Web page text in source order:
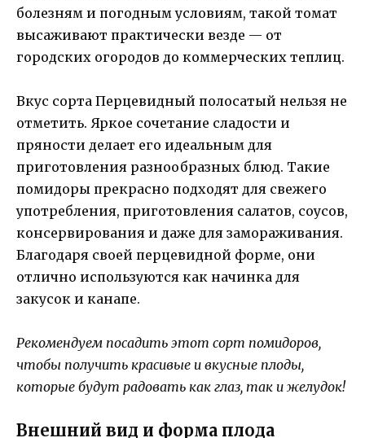
болезням и погодным условиям, такой томат
высаживают практически везде — от
городских огородов до коммерческих теплиц.
Вкус сорта Перцевидный полосатый нельзя не
отметить. Яркое сочетание сладости и
пряности делает его идеальным для
приготовления разнообразных блюд. Такие
помидоры прекрасно подходят для свежего
употребления, приготовления салатов, соусов,
консервирования и даже для замораживания.
Благодаря своей перцевидной форме, они
отлично используются как начинка для
закусок и канапе.
Рекомендуем посадить этот сорт помидоров,
чтобы получить красивые и вкусные плоды,
которые будут радовать как глаз, так и желудок!
Внешний вид и форма плода